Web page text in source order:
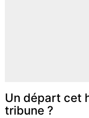
Un départ cet
tribune ?